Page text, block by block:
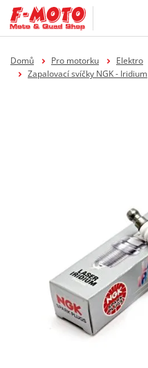
Domů Pro motorku Elektro
Zapalovací svíčky NGK - Iridium